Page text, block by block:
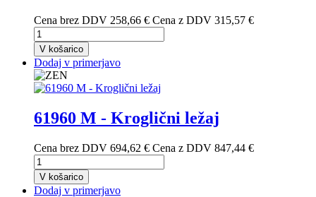
Cena brez DDV 258,66 € Cena z DDV 315,57 €
V košarico
Dodaj v primerjavo
61960 M - Kroglični ležaj
Cena brez DDV 694,62 € Cena z DDV 847,44 €
V košarico
Dodaj v primerjavo